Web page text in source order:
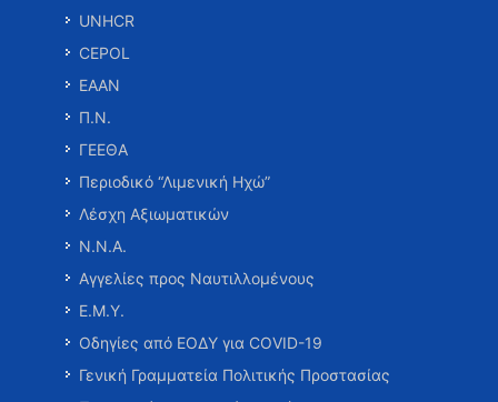
UNHCR
CEPOL
ΕΑΑΝ
Π.Ν.
ΓΕΕΘΑ
Περιοδικό “Λιμενική Ηχώ”
Λέσχη Αξιωματικών
Ν.Ν.Α.
Αγγελίες προς Ναυτιλλομένους
Ε.Μ.Υ.
Οδηγίες από ΕΟΔΥ για COVID-19
Γενική Γραμματεία Πολιτικής Προστασίας